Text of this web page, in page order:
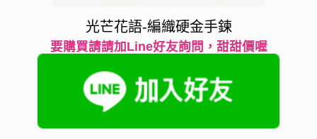
光芒花語-編織硬金手鍊
要購買請請加Line好友詢問，甜甜價喔